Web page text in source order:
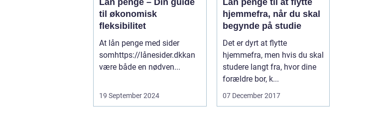
til økonomisk
fleksibilitet
At lån penge med sider
somhttps://lånesider.dkkan
være både en nødven...
19 September 2024
hjemmefra, når du skal
begynde på studie
Det er dyrt at flytte
hjemmefra, men hvis du skal
studere langt fra, hvor dine
forældre bor, k...
07 December 2017